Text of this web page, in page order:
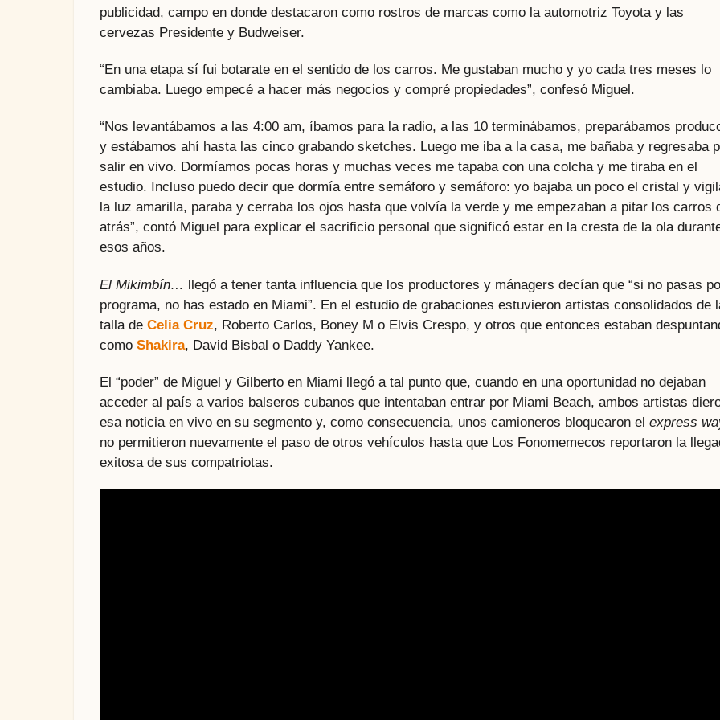
publicidad, campo en donde destacaron como rostros de marcas como la automotriz Toyota y las
cervezas Presidente y Budweiser.
“En una etapa sí fui botarate en el sentido de los carros. Me gustaban mucho y yo cada tres meses lo
cambiaba. Luego empecé a hacer más negocios y compré propiedades”, confesó Miguel.
“Nos levantábamos a las 4:00 am, íbamos para la radio, a las 10 terminábamos, preparábamos
y estábamos ahí hasta las cinco grabando sketches. Luego me iba a la casa, me bañaba y regresaba
salir en vivo. Dormíamos pocas horas y muchas veces me tapaba con una colcha y me tiraba en el
estudio. Incluso puedo decir que dormía entre semáforo y semáforo: yo bajaba un poco el cristal y
la luz amarilla, paraba y cerraba los ojos hasta que volvía la verde y me empezaban a pitar los carros
atrás”, contó Miguel para explicar el sacrificio personal que significó estar en la cresta de la ola
esos años.
El Mikimbín… llegó a tener tanta influencia que los productores y mánagers decían que “si no pasas
programa, no has estado en Miami”. En el estudio de grabaciones estuvieron artistas consolidados de
talla de Celia Cruz, Roberto Carlos, Boney M o Elvis Crespo, y otros que entonces estaban
como Shakira, David Bisbal o Daddy Yankee.
El “poder” de Miguel y Gilberto en Miami llegó a tal punto que, cuando en una oportunidad no dejaban
acceder al país a varios balseros cubanos que intentaban entrar por Miami Beach, ambos artistas
esa noticia en vivo en su segmento y, como consecuencia, unos camioneros bloquearon el express
no permitieron nuevamente el paso de otros vehículos hasta que Los Fonomemecos reportaron la
exitosa de sus compatriotas.